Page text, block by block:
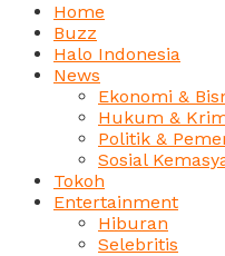
Home
Buzz
Halo Indonesia
News
Ekonomi &
Hukum &
Politik &
Sosial
Tokoh
Entertainment
Hiburan
Selebritis